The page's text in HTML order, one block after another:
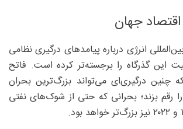
جهان
انرژی درباره پیامدهای درگیری نظامی
این گذرگاه را برجسته‌تر کرده است. فاتح
چنین درگیری‌ای می‌تواند بزرگ‌ترین بحران
رقم بزند؛ بحرانی که حتی از شوک‌های نفتی